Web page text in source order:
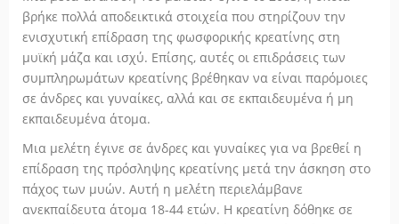
βρήκε πολλά αποδεικτικά στοιχεία που στηρίζουν την
ενισχυτική επίδραση της φωσφορικής κρεατίνης στη
μυϊκή μάζα και ισχύ. Επίσης, αυτές οι επιδράσεις των
συμπληρωμάτων κρεατίνης βρέθηκαν να είναι παρόμοιες
σε άνδρες και γυναίκες, αλλά και σε εκπαιδευμένα ή μη
εκπαιδευμένα άτομα.
Μια μελέτη έγινε σε άνδρες και γυναίκες για να βρεθεί η
επίδραση της πρόσληψης κρεατίνης μετά την άσκηση στο
πάχος των μυών. Αυτή η μελέτη περιελάμβανε
ανεκπαίδευτα άτομα 18-44 ετών. Η κρεατίνη δόθηκε σε